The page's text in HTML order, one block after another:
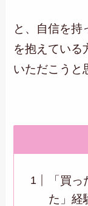
と、自信を持
を抱えている
いただこうと
「買
た」経